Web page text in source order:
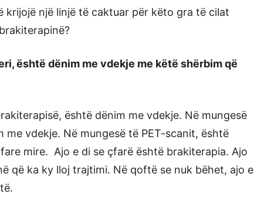
krijojë një linjë të caktuar për këto gra të cilat
është dënim me vdekje me këtë shërbim që
është dënim me vdekje. Në mungesë
vdekje. Në mungesë të PET-scanit, është
mire. Ajo e di se çfarë është brakiterapia. Ajo
që ka ky lloj trajtimi. Në qoftë se nuk bëhet, ajo e